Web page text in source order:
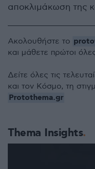
αποκλιμάκωση της
Thema Insights
Ακολουθήστε το
και μάθετε πρώτοι
Δείτε όλες τις
και τον Κόσμο, τη
Protothema.gr